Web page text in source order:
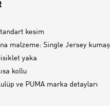
kesim
malzeme: Single Jersey kumaş
yaka
kollu
ve PUMA marka detayları